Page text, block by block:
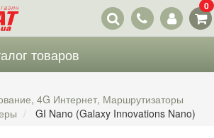
Наши
контакты
0
товаров
4G Интернет, Маршрутизаторы
GI Nano (Galaxy Innovations Nano)